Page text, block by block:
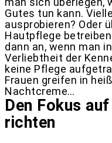
Gutes tun kann.
ausprobieren? Oder
Hautpflege
dann an, wenn man
Verliebtheit der
keine Pflege
Frauen greifen in
Nachtcreme…
Den Fokus
richten